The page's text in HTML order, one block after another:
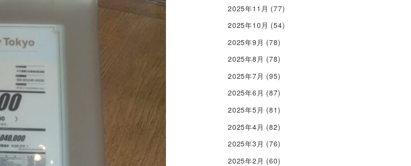
2025年11月 (77)
2025年10月 (54)
2025年9月 (78)
2025年8月 (78)
2025年7月 (95)
2025年6月 (87)
2025年5月 (81)
2025年4月 (82)
2025年3月 (76)
2025年2月 (60)